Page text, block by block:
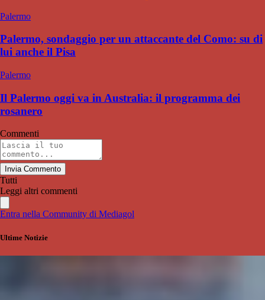
Palermo
Palermo, sondaggio per un attaccante del Como: su di
lui anche il Pisa
Palermo
Il Palermo oggi va in Australia: il programma dei
rosanero
Commenti
Invia Commento
Tutti
Leggi altri commenti
Entra nella Community di Mediagol
Ultime Notizie